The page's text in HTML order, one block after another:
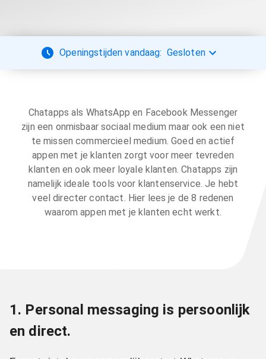
Openingstijden vandaag: Gesloten
Chatapps als WhatsApp en Facebook Messenger
zijn een onmisbaar sociaal medium maar ook een niet
te missen commercieel medium. Goed en actief
appen met je klanten zorgt voor meer tevreden
klanten en ook meer loyale klanten. Chatapps zijn
namelijk ideale tools voor klantenservice. Je hebt
veel directer contact. Hier lees je de 8 redenen
waarom appen met je klanten echt werkt.
1. Personal messaging is persoonlijk
en direct.